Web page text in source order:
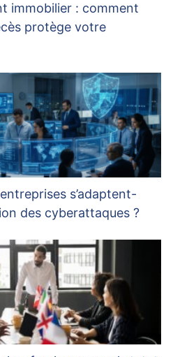
immobilier : comment
protège votre
s’adaptent-
des cyberattaques ?